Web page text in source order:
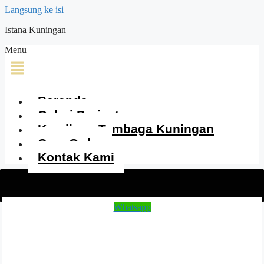
Langsung ke isi
Istana Kuningan
Menu
Beranda
Galeri Project
Kerajinan Tembaga Kuningan
Cara Order
Kontak Kami
Whatsapp